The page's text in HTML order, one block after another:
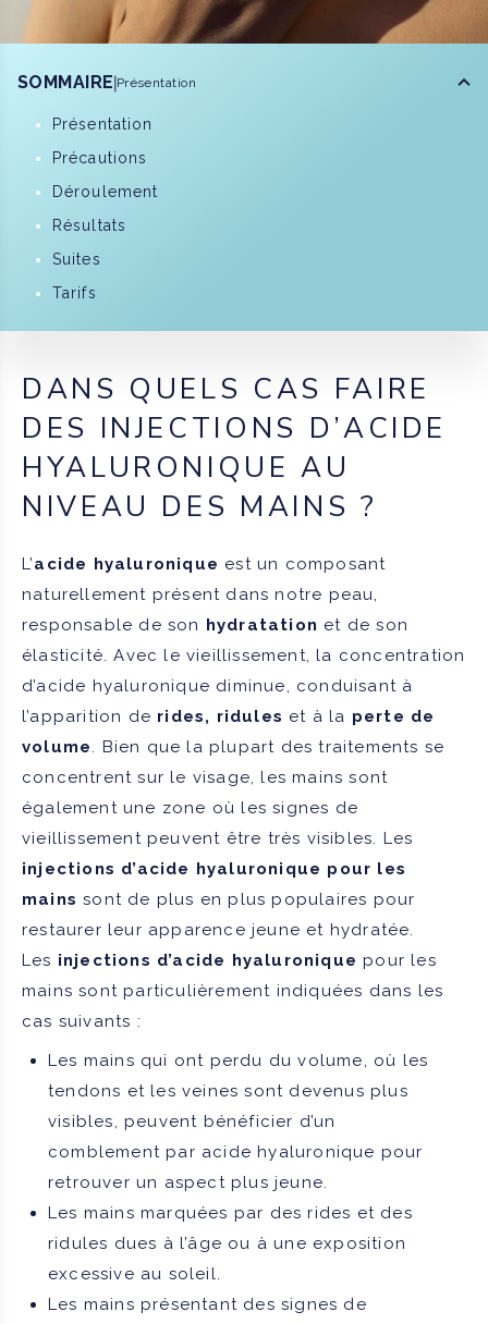
SOMMAIRE Présentation
Présentation
Précautions
Déroulement
Résultats
Suites
Tarifs
DANS QUELS CAS FAIRE
DES INJECTIONS D’ACIDE
HYALURONIQUE AU
NIVEAU DES MAINS ?
L’acide hyaluronique est un composant
naturellement présent dans notre peau,
responsable de son hydratation et de son
élasticité. Avec le vieillissement, la concentration
d’acide hyaluronique diminue, conduisant à
l’apparition de rides, ridules et à la perte de
volume. Bien que la plupart des traitements se
concentrent sur le visage, les mains sont
également une zone où les signes de
vieillissement peuvent être très visibles. Les
injections d’acide hyaluronique pour les
mains sont de plus en plus populaires pour
restaurer leur apparence jeune et hydratée.
Les injections d’acide hyaluronique pour les
mains sont particulièrement indiquées dans les
cas suivants :
Les mains qui ont perdu du volume, où les
tendons et les veines sont devenus plus
visibles, peuvent bénéficier d’un
comblement par acide hyaluronique pour
retrouver un aspect plus jeune.
Les mains marquées par des rides et des
ridules dues à l’âge ou à une exposition
excessive au soleil.
Les mains présentant des signes de